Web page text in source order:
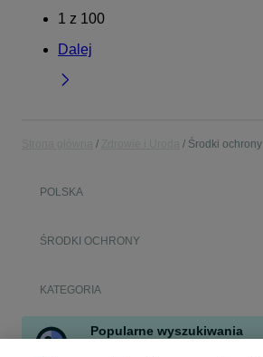
1 z 100
Dalej
Środki ochrony
POLSKA
ŚRODKI OCHRONY
KATEGORIA
Popularne wyszukiwania